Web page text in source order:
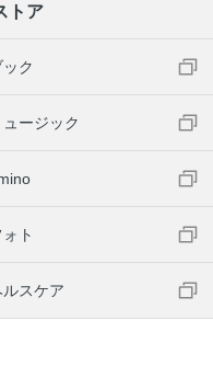
トア
ク
ージック
ト
スケア